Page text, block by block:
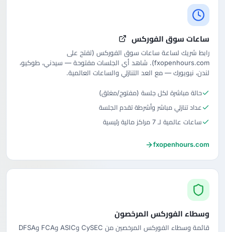
ساعات سوق الفوركس
رابط شريك لساعة ساعات سوق الفوركس (تفتح على
fxopenhours.com). شاهد أي الجلسات مفتوحة — سيدني، طوكيو،
لندن، نيويورك — مع العد التنازلي والساعات العالمية.
حالة مباشرة لكل جلسة (مفتوح/مغلق)
عداد تنازلي مباشر وأشرطة تقدم الجلسة
ساعات عالمية لـ 7 مراكز مالية رئيسية
fxopenhours.com
وسطاء الفوركس المرخصون
قائمة وسطاء الفوركس المرخصين من CySEC وASIC وFCA وDFSA